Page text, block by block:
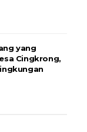
yang
Cingkrong,